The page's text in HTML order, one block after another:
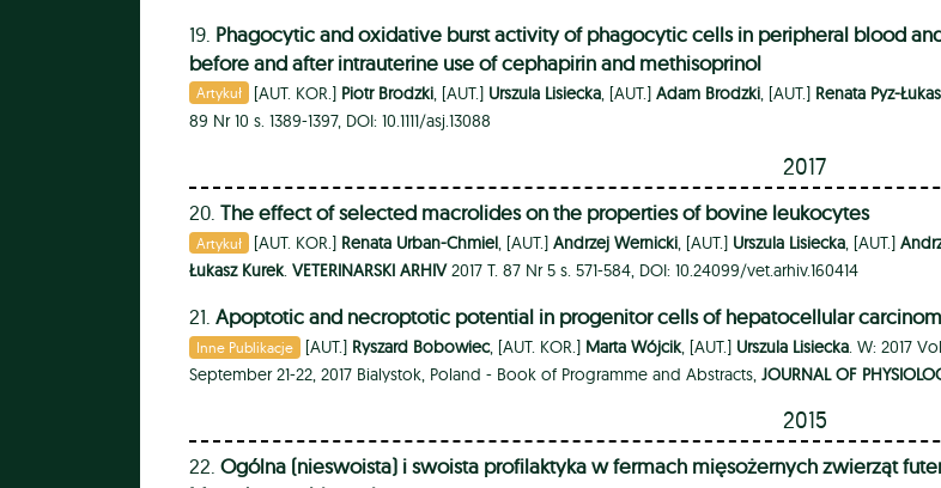
19. Phagocytic and oxidative burst activity of phagocytic cells in peripheral blood
before and after intrauterine use of cephapirin and methisoprinol
Artykuł [AUT. KOR.] Piotr Brodzki , [AUT.] Urszula Lisiecka , [AUT.]Adam Brodzki , [AUT.] Renata Pyz-
89 Nr 10 s. 1389-1397, DOI: 10.1111/asj.13088
2017
20. The effect of selected macrolides on the properties of bovine leukocytes
Artykuł [AUT. KOR.] Renata Urban-Chmiel , [AUT.]Andrzej Wernicki , [AUT.] Urszula Lisiecka , [AUT.]
Łukasz Kurek. VETERINARSKI ARHIV2017 T. 87 Nr 5 s. 571-584, DOI: 10.24099/vet.arhiv.160414
21. Apoptotic and necroptotic potential in progenitor cells of hepatocellular
Inne Publikacje [AUT.] Ryszard Bobowiec, [AUT. KOR.] Marta Wójcik, [AUT.] Urszula Lisiecka. W: 2017
September 21-22, 2017 Bialystok, Poland - Book of Programme and Abstracts, JOURNAL OF
2015
22. Ogólna (nieswoista) i swoista profilaktyka w fermach mięsożernych zwierząt